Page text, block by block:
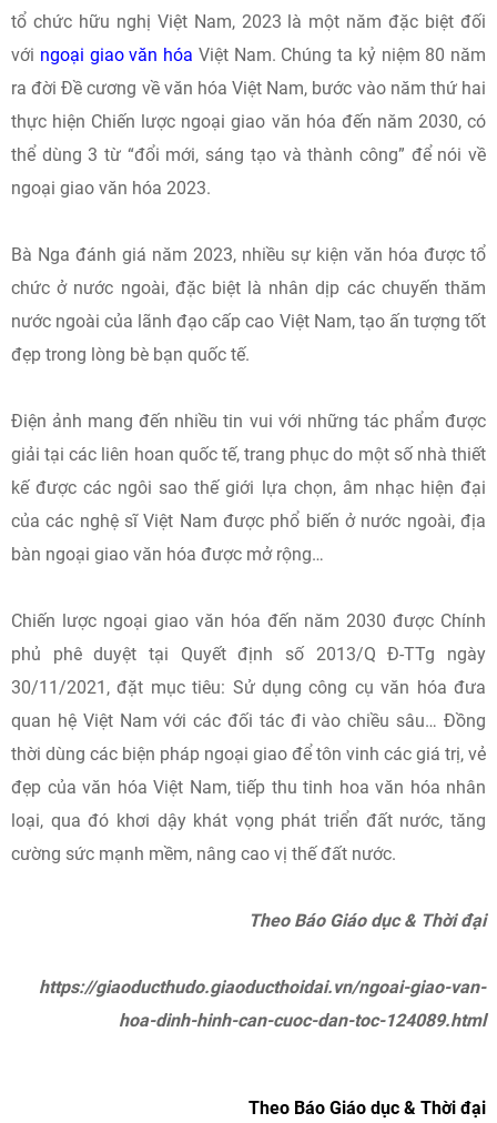
tổ chức hữu nghị Việt Nam, 2023 là một năm đặc biệt đối
với ngoại giao văn hóa Việt Nam. Chúng ta kỷ niệm 80 năm
ra đời Đề cương về văn hóa Việt Nam, bước vào năm thứ hai
thực hiện Chiến lược ngoại giao văn hóa đến năm 2030, có
thể dùng 3 từ “đổi mới, sáng tạo và thành công” để nói về
ngoại giao văn hóa 2023.
Bà Nga đánh giá năm 2023, nhiều sự kiện văn hóa được tổ
chức ở nước ngoài, đặc biệt là nhân dịp các chuyến thăm
nước ngoài của lãnh đạo cấp cao Việt Nam, tạo ấn tượng tốt
đẹp trong lòng bè bạn quốc tế.
Điện ảnh mang đến nhiều tin vui với những tác phẩm được
giải tại các liên hoan quốc tế, trang phục do một số nhà thiết
kế được các ngôi sao thế giới lựa chọn, âm nhạc hiện đại
của các nghệ sĩ Việt Nam được phổ biến ở nước ngoài, địa
bàn ngoại giao văn hóa được mở rộng…
Chiến lược ngoại giao văn hóa đến năm 2030 được Chính
phủ phê duyệt tại Quyết định số 2013/Q Đ-TTg ngày
30/11/2021, đặt mục tiêu: Sử dụng công cụ văn hóa đưa
quan hệ Việt Nam với các đối tác đi vào chiều sâu… Đồng
thời dùng các biện pháp ngoại giao để tôn vinh các giá trị, vẻ
đẹp của văn hóa Việt Nam, tiếp thu tinh hoa văn hóa nhân
loại, qua đó khơi dậy khát vọng phát triển đất nước, tăng
cường sức mạnh mềm, nâng cao vị thế đất nước.
Theo Báo Giáo dục & Thời đại
https://giaoducthudo.giaoducthoidai.vn/ngoai-giao-van-
hoa-dinh-hinh-can-cuoc-dan-toc-124089.html
Theo Báo Giáo dục & Thời đại